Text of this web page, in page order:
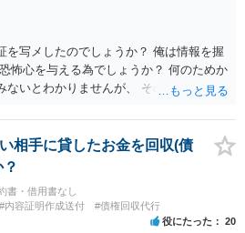
。 緊急という訳ではないかと思います
な手段が増える傾向にありますので、早
を御検討頂くと良いかと思います。
を写メしたのでしょうか？ 俺は情報を握
怖心を与える為でしょうか？ 何のためか
ないとわかりませんが、 その可能性はあ
相手に貸したお金を回収(債
書・借用書なし
#内容証明作成送付 #債権回収代行
役にたった 20